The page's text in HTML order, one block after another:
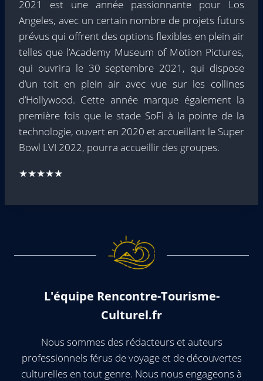
2021 est une année passionnante pour Los
Angeles, avec un certain nombre de projets futurs
prévus qui offrent des options flexibles en plein air
telles que l’Academy Museum of Motion Pictures,
qui ouvrira le 30 septembre 2021, qui dispose
d’un toit en plein air avec vue sur les collines
d’Hollywood. Cette année marque également la
première fois que le stade SoFi à la pointe de la
technologie, ouvert en 2020 et accueillant le Super
Bowl LVI 2022, pourra accueillir des groupes.
★★★★★
L'équipe Rencontre-Tourisme-
Culturel.fr
Nous sommes des rédacteurs et auteurs
professionnels férus de voyage et de découvertes
culturelles en tout genre. Nous nous engageons à